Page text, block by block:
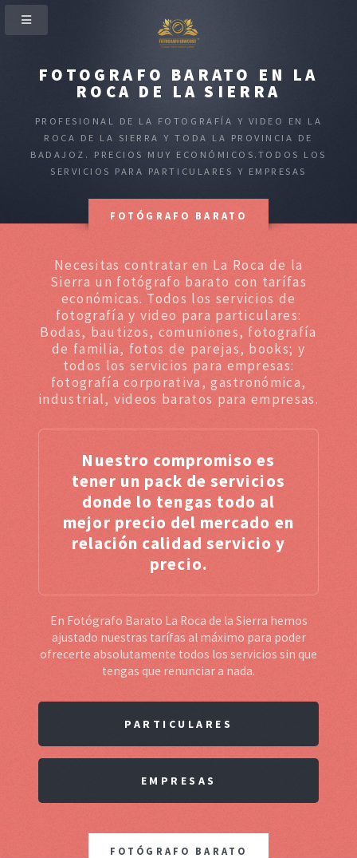
FOTOGRAFO BARATO EN LA
ROCA DE LA SIERRA
PROFESIONAL DE LA FOTOGRAFÍA Y VIDEO EN LA
ROCA DE LA SIERRA Y TODA LA PROVINCIA DE
BADAJOZ. PRECIOS MUY ECONÓMICOS.TODOS LOS
SERVICIOS PARA PARTICULARES Y EMPRESAS
FOTÓGRAFO BARATO
Necesitas contratar en La Roca de la
Sierra un fotógrafo barato con tarífas
económicas. Todos los servicios de
fotografía y video para particulares:
Bodas, bautizos, comuniones, fotografía
de familia, fotos de parejas, books; y
todos los servicios para empresas:
fotografía corporativa, gastronómica,
industrial, videos baratos para empresas.
Nuestro compromiso es
tener un pack de servicios
donde lo tengas todo al
mejor precio del mercado en
relación calidad servicio y
precio.
En Fotógrafo Barato La Roca de la Sierra hemos
ajustado nuestras tarífas al máximo para poder
ofrecerte absolutamente todos los servicios sin que
tengas que renunciar a nada.
PARTICULARES
EMPRESAS
FOTÓGRAFO BARATO